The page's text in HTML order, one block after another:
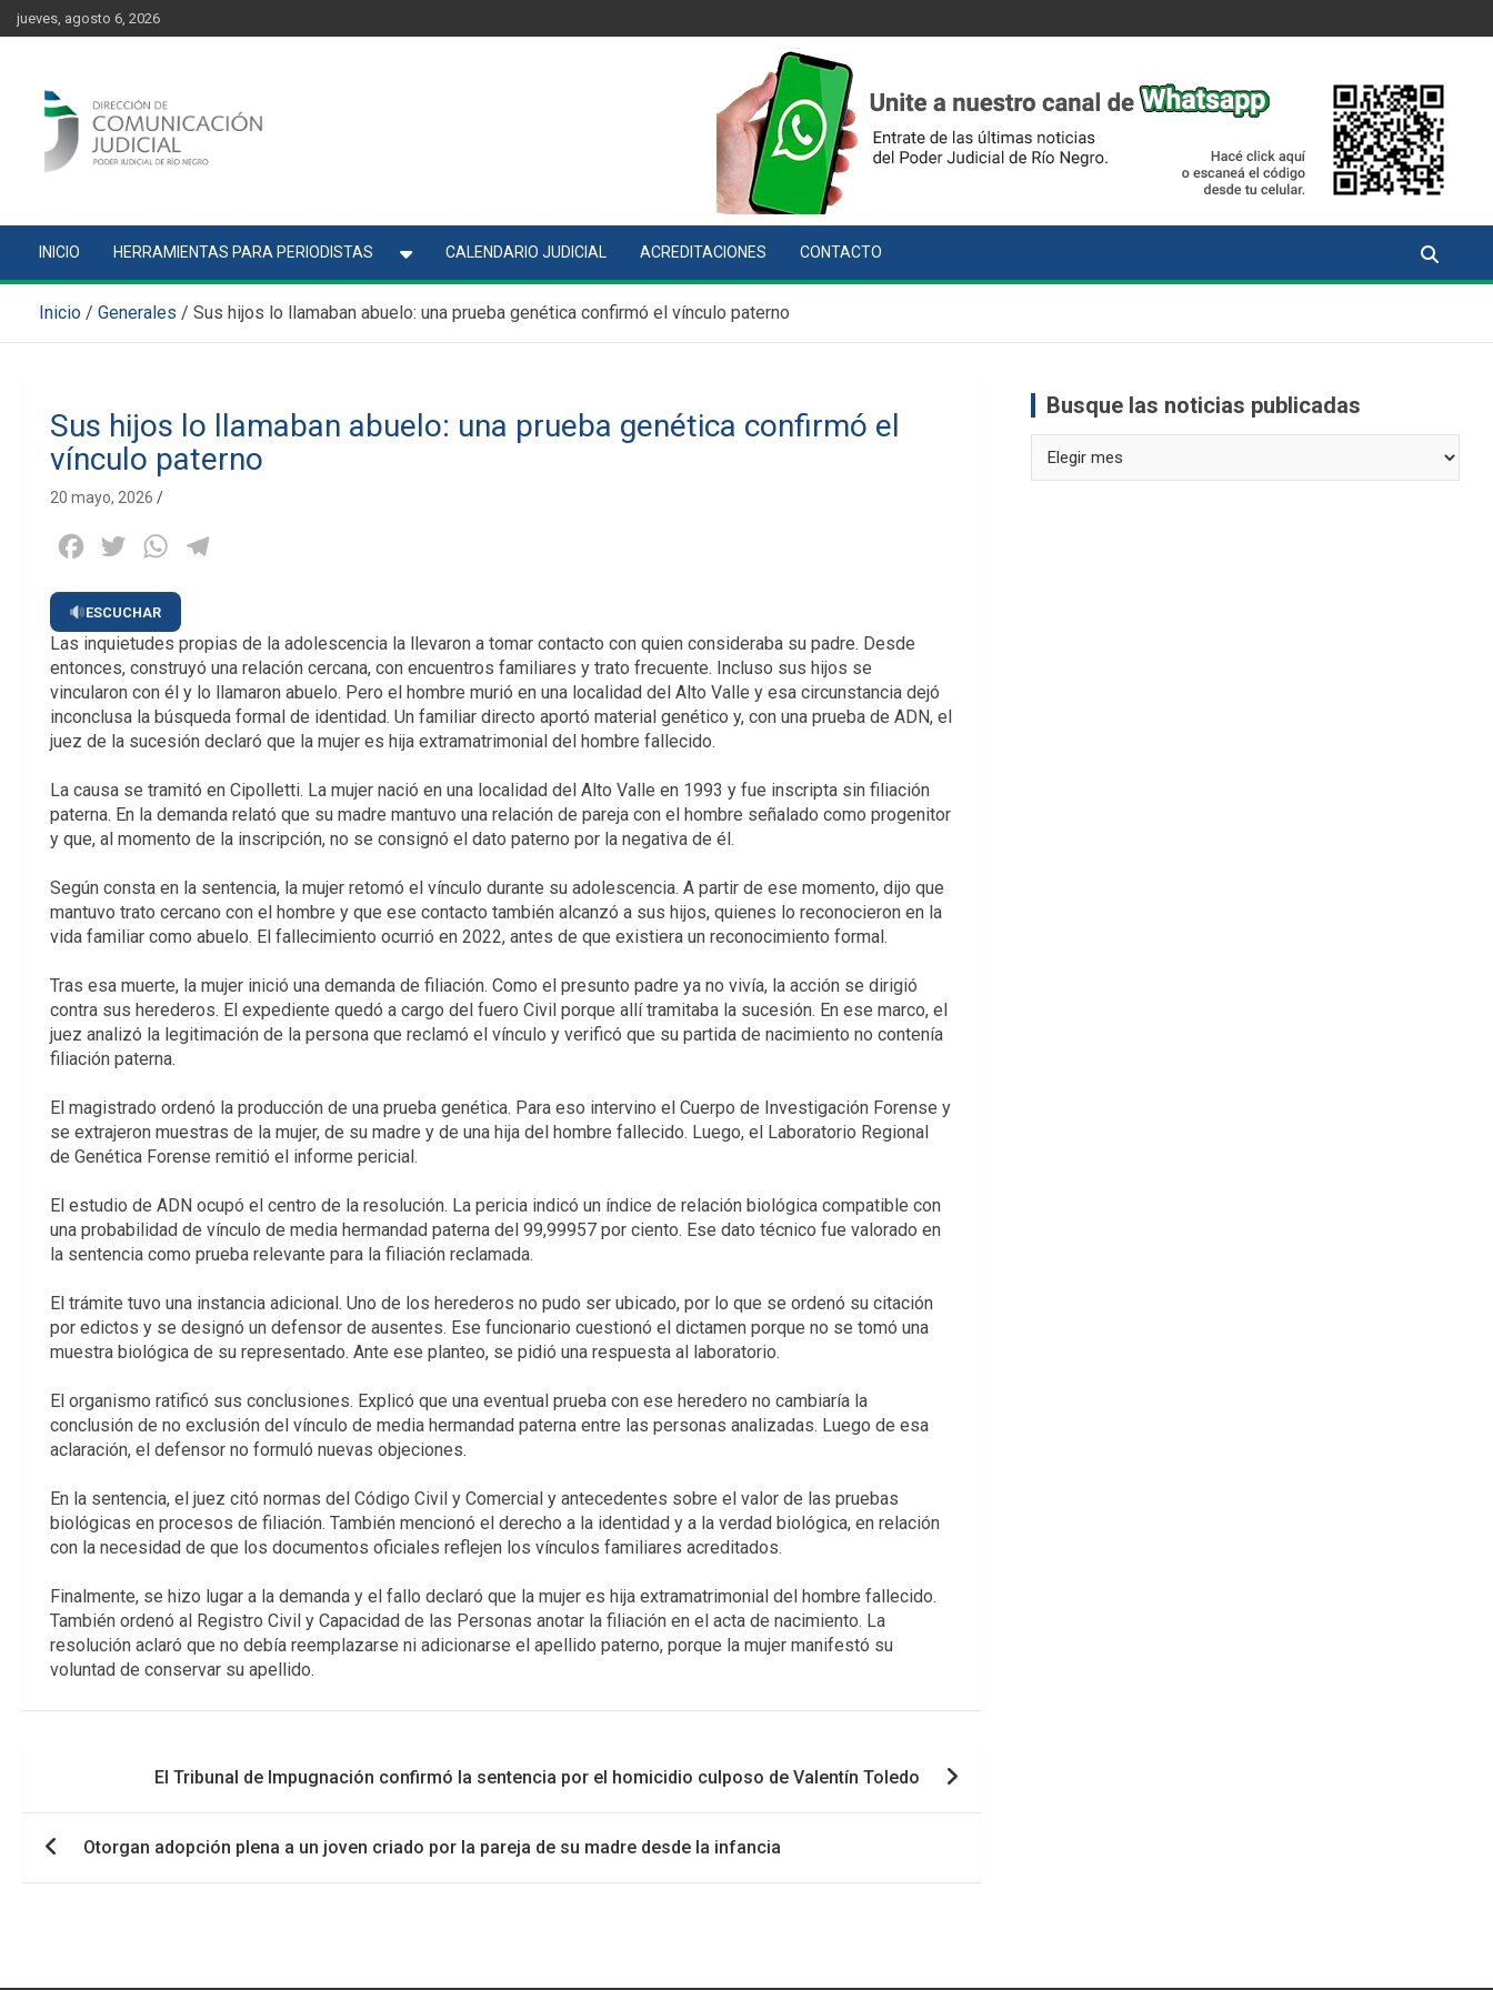
content
Skip
to
jueves, agosto 6, 2026
INICIO HERRAMIENTAS PARA PERIODISTAS CALENDARIO JUDICIAL ACREDITACIONES CONTACTO
Inicio Generales Sus hijos lo llamaban abuelo: una prueba genética confirmó el vínculo paterno
Sus hijos lo llamaban abuelo: una prueba genética confirmó el
vínculo paterno
20 mayo, 2026
Facebook
Twitter WhatsApp
ESCUCHAR
Las inquietudes propias de la adolescencia la llevaron a tomar contacto con quien consideraba su padre. Desde
entonces, construyó una relación cercana, con encuentros familiares y trato frecuente. Incluso sus hijos se
vincularon con él y lo llamaron abuelo. Pero el hombre murió en una localidad del Alto Valle y esa circunstancia dejó
inconclusa la búsqueda formal de identidad. Un familiar directo aportó material genético y, con una prueba de ADN, el
juez de la sucesión declaró que la mujer es hija extramatrimonial del hombre fallecido.
La causa se tramitó en Cipolletti. La mujer nació en una localidad del Alto Valle en 1993 y fue inscripta sin filiación
paterna. En la demanda relató que su madre mantuvo una relación de pareja con el hombre señalado como progenitor
y que, al momento de la inscripción, no se consignó el dato paterno por la negativa de él.
Según consta en la sentencia, la mujer retomó el vínculo durante su adolescencia. A partir de ese momento, dijo que
mantuvo trato cercano con el hombre y que ese contacto también alcanzó a sus hijos, quienes lo reconocieron en la
vida familiar como abuelo. El fallecimiento ocurrió en 2022, antes de que existiera un reconocimiento formal.
Tras esa muerte, la mujer inició una demanda de filiación. Como el presunto padre ya no vivía, la acción se dirigió
contra sus herederos. El expediente quedó a cargo del fuero Civil porque allí tramitaba la sucesión. En ese marco, el
juez analizó la legitimación de la persona que reclamó el vínculo y verificó que su partida de nacimiento no contenía
filiación paterna.
El magistrado ordenó la producción de una prueba genética. Para eso intervino el Cuerpo de Investigación Forense y
se extrajeron muestras de la mujer, de su madre y de una hija del hombre fallecido. Luego, el Laboratorio Regional
de Genética Forense remitió el informe pericial.
El estudio de ADN ocupó el centro de la resolución. La pericia indicó un índice de relación biológica compatible con
una probabilidad de vínculo de media hermandad paterna del 99,99957 por ciento. Ese dato técnico fue valorado en
la sentencia como prueba relevante para la filiación reclamada.
El trámite tuvo una instancia adicional. Uno de los herederos no pudo ser ubicado, por lo que se ordenó su citación
por edictos y se designó un defensor de ausentes. Ese funcionario cuestionó el dictamen porque no se tomó una
muestra biológica de su representado. Ante ese planteo, se pidió una respuesta al laboratorio.
El organismo ratificó sus conclusiones. Explicó que una eventual prueba con ese heredero no cambiaría la
conclusión de no exclusión del vínculo de media hermandad paterna entre las personas analizadas. Luego de esa
aclaración, el defensor no formuló nuevas objeciones.
En la sentencia, el juez citó normas del Código Civil y Comercial y antecedentes sobre el valor de las pruebas
biológicas en procesos de filiación. También mencionó el derecho a la identidad y a la verdad biológica, en relación
con la necesidad de que los documentos oficiales reflejen los vínculos familiares acreditados.
Finalmente, se hizo lugar a la demanda y el fallo declaró que la mujer es hija extramatrimonial del hombre fallecido.
También ordenó al Registro Civil y Capacidad de las Personas anotar la filiación en el acta de nacimiento. La
resolución aclaró que no debía reemplazarse ni adicionarse el apellido paterno, porque la mujer manifestó su
voluntad de conservar su apellido.
Navegación
entradas
El Tribunal de Impugnación confirmó la sentencia por el homicidio culposo de Valentín Toledo
Otorgan adopción plena a un joven criado por la pareja de su madre desde la infancia
Busque las noticias publicadas
las